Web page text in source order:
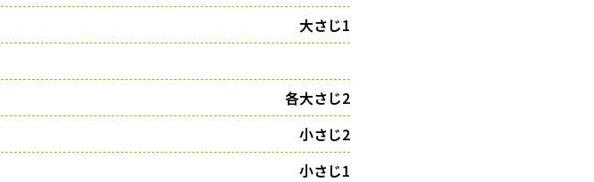
大さじ1
各大さじ2
小さじ2
小さじ1